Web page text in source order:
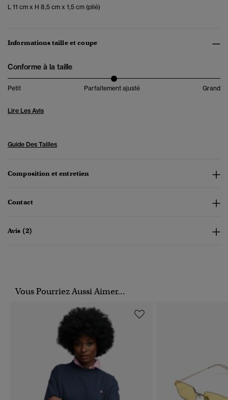
L 11 cm x H 8,5 cm x 1,5 cm (plié)
Informations taille et coupe
Conforme à la taille
Petit Parfaitement ajusté Grand
Lire Les Avis
Guide Des Tailles
Composition et entretien
Contact
Avis (2)
Vous Pourriez Aussi Aimer...